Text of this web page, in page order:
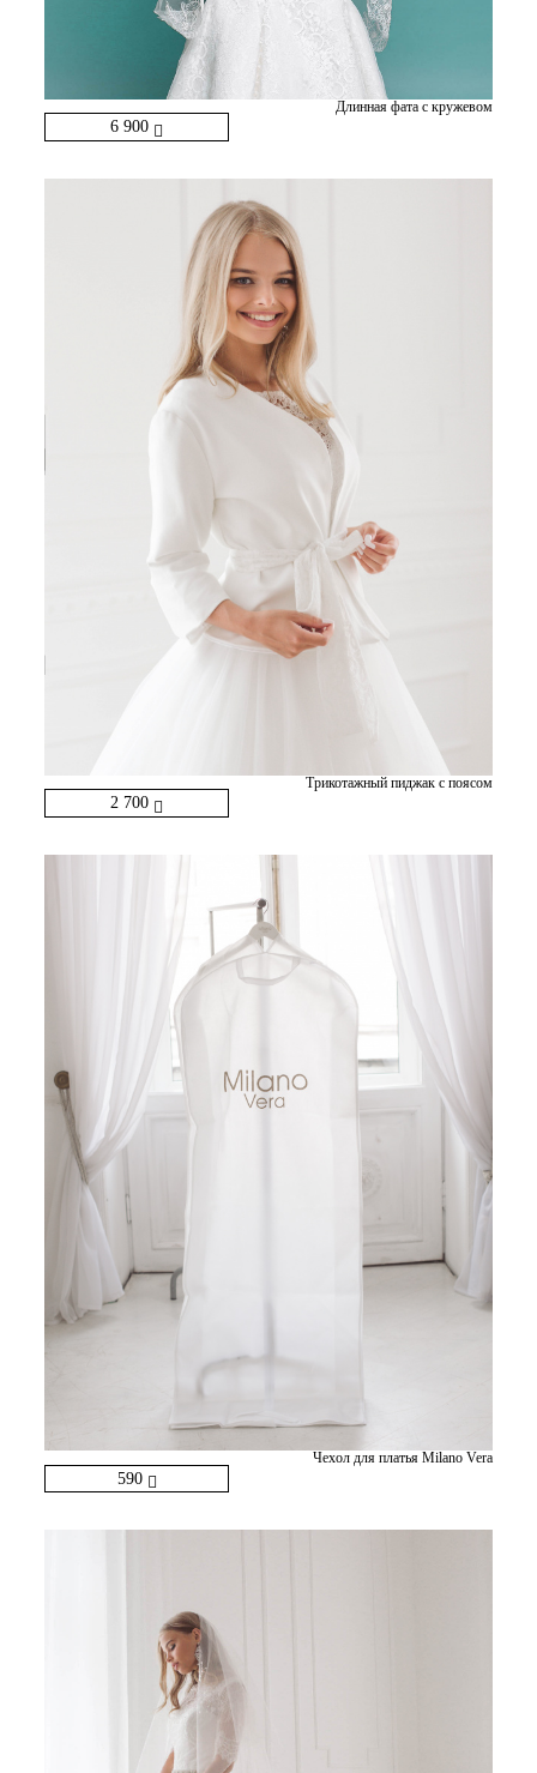
6 900
Длинная фата с кружевом
2 700
Трикотажный пиджак с поясом
590
Чехол для платья Milano Vera